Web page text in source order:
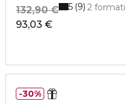
93,03 €
132,90 € 2 formati
5 9
30%